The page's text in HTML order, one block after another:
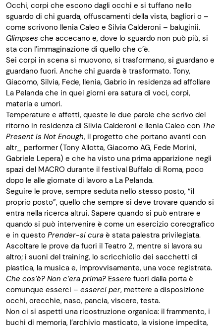
Occhi, corpi che escono dagli occhi e si tuffano nello
sguardo di chi guarda, offuscamenti della vista, bagliori o –
come scrivono Ilenia Caleo e Silvia Calderoni – baluginii.
Glimpses che accecano e, dove lo sguardo non può più, si
sta con l’immaginazione di quello che c’è.
Sei corpi in scena si muovono, si trasformano, si guardano e
guardano fuori. Anche chi guarda è trasformato. Tony,
Giacomo, Silvia, Fede, Ilenia, Gabrio in residenza ad affollare
La Pelanda che in quei giorni era satura di voci, corpi,
materia e umori.
Temperature e affetti, queste le due parole che scrivo del
ritorno in residenza di Silvia Calderoni e Ilenia Caleo con The
Present Is Not Enough, il progetto che portano avanti con
altr _ performer (Tony Allotta, Giacomo AG, Fede Morini,
Gabriele Lepera) e che ha visto una prima apparizione negli
spazi del MACRO durante il festival Buffalo di Roma, poco
dopo le alle giornate di lavoro a La Pelanda.
Seguire le prove, sempre seduta nello stesso posto, “il
proprio posto”, quello che sempre si deve trovare quando si
entra nella ricerca altrui. Sapere quando si può entrare e
quando si può intervenire è come un esercizio coreografico
e in questo Prender-si cura è stata palestra privilegiata.
Ascoltare le prove da fuori il Teatro 2, mentre si lavora su
altro; i suoni del training, lo scricchiolio dei sacchetti di
plastica, la musica e, improvvisamente, una voce registrata.
Che cos’è? Non c’era prima? Essere fuori dalla porta è
comunque esserci – esserci per, mettere a disposizione
occhi, orecchie, naso, pancia, viscere, testa.
Non ci si aspetti una ricostruzione organica: il frammento, i
buchi di memoria, l’archivio masticato, la visione impedita,